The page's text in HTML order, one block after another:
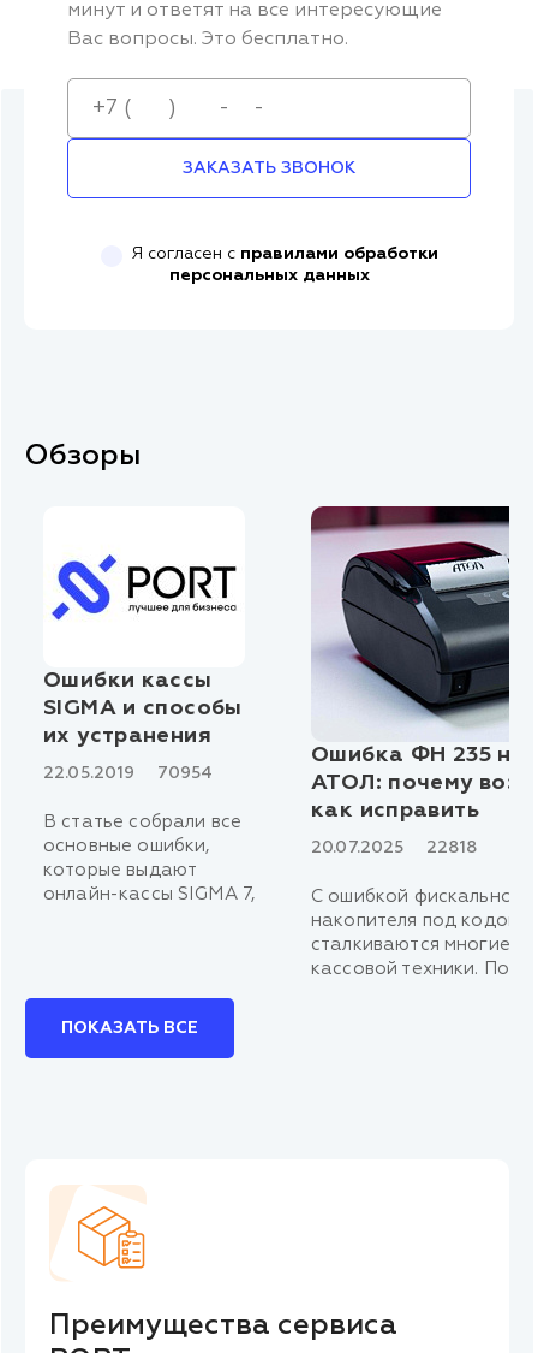
минут и ответят на все интересующие
Вас вопросы. Это бесплатно.
ЗАКАЗАТЬ ЗВОНОК
Я согласен с правилами обработки
персональных данных
Обзоры
Ошибки кассы
SIGMA и способы
их устранения
22.05.2019 70954
В статье собрали все
основные ошибки,
которые выдают
онлайн-кассы SIGMA 7,
как устранить
неполадки.
Ошибка ФН 235 на
АТОЛ: почему
как исправить
20.07.2025 22818
С ошибкой фискального
накопителя под кодом
сталкиваются многие
кассовой техники. По
ПОКАЗАТЬ ВСЕ
Преимущества сервиса